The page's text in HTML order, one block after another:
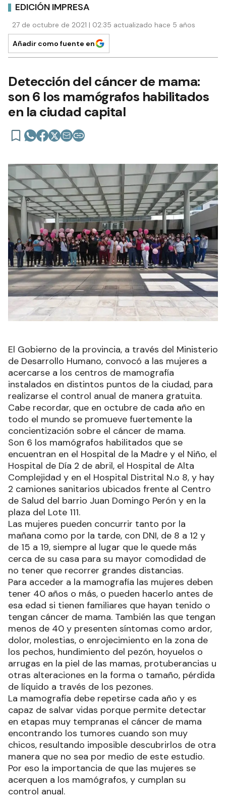
EDICIÓN IMPRESA
27 de octubre de 2021 | 02:35 actualizado hace 5 años
Añadir como fuente en
Detección del cáncer de mama:
son 6 los mamógrafos habilitados
en la ciudad capital
El Gobierno de la provincia, a través del Ministerio
de Desarrollo Humano, convocó a las mujeres a
acercarse a los centros de mamografía
instalados en distintos puntos de la ciudad, para
realizarse el control anual de manera gratuita.
Cabe recordar, que en octubre de cada año en
todo el mundo se promueve fuertemente la
concientización sobre el cáncer de mama.
Son 6 los mamógrafos habilitados que se
encuentran en el Hospital de la Madre y el Niño, el
Hospital de Día 2 de abril, el Hospital de Alta
Complejidad y en el Hospital Distrital N.o 8, y hay
2 camiones sanitarios ubicados frente al Centro
de Salud del barrio Juan Domingo Perón y en la
plaza del Lote 111.
Las mujeres pueden concurrir tanto por la
mañana como por la tarde, con DNI, de 8 a 12 y
de 15 a 19, siempre al lugar que le quede más
cerca de su casa para su mayor comodidad de
no tener que recorrer grandes distancias.
Para acceder a la mamografía las mujeres deben
tener 40 años o más, o pueden hacerlo antes de
esa edad si tienen familiares que hayan tenido o
tengan cáncer de mama. También las que tengan
menos de 40 y presenten síntomas como ardor,
dolor, molestias, o enrojecimiento en la zona de
los pechos, hundimiento del pezón, hoyuelos o
arrugas en la piel de las mamas, protuberancias u
otras alteraciones en la forma o tamaño, pérdida
de líquido a través de los pezones.
La mamografía debe repetirse cada año y es
capaz de salvar vidas porque permite detectar
en etapas muy tempranas el cáncer de mama
encontrando los tumores cuando son muy
chicos, resultando imposible descubrirlos de otra
manera que no sea por medio de este estudio.
Por eso la importancia de que las mujeres se
acerquen a los mamógrafos, y cumplan su
control anual.